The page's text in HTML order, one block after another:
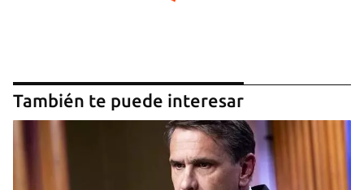
También te puede interesar